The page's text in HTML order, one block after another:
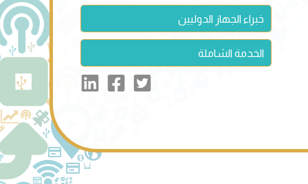
خبراء الجهاز الدوليين
الخدمة الشاملة